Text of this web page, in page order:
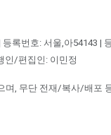
록번호: 서울,아54143 |
인/편집인: 이민정
며, 무단 전재/복사/배포